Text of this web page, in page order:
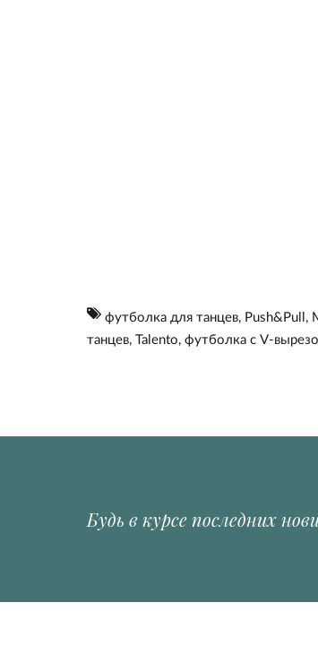
футболка для танцев, Push&Pull ,
танцев, Talento, футболка с V-
Будь в курсе последних